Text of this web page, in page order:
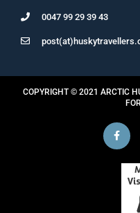
0047 99 29 39 43
COPYRIGHT © 2021 ARCTIC